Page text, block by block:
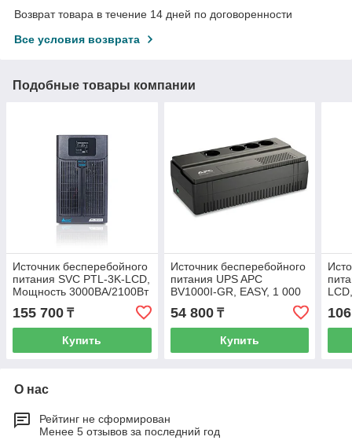
Возврат товара в течение 14 дней по договоренности
Все условия возврата
Подобные товары компании
Источник бесперебойного
питания SVC PTL-3K-LCD,
Мощность 3000ВА/2100Вт
155 700 ₸
Купить
Источник бесперебойного
питания UPS APC
BV1000I-GR, EASY, 1 000
VА, 600 W
54 800₸
Купить
О нас
Рейтинг не сформирован
Менее 5 отзывов за последний год